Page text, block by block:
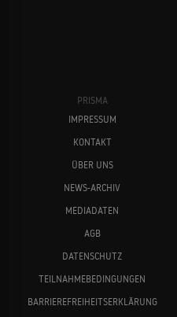
PRISMA
IMPRESSUM
KONTAKT
ÜBER UNS
NEWS-ARCHIV
MEDIADATEN
AGB
DATENSCHUTZ
TEILNAHMEBEDINGUNGEN
BARRIEREFREIHEITSERKLÄRUNG